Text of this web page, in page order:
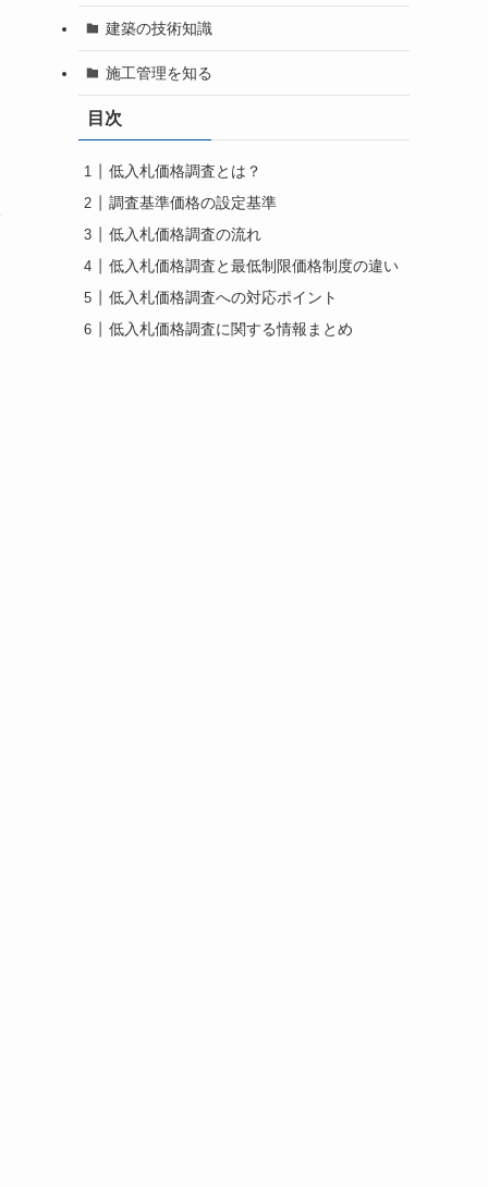
建築の技術知識
施工管理を知る
目次
低入札価格調査とは？
調査基準価格の設定基準
低入札価格調査の流れ
低入札価格調査と最低制限価格制度の違い
低入札価格調査への対応ポイント
低入札価格調査に関する情報まとめ